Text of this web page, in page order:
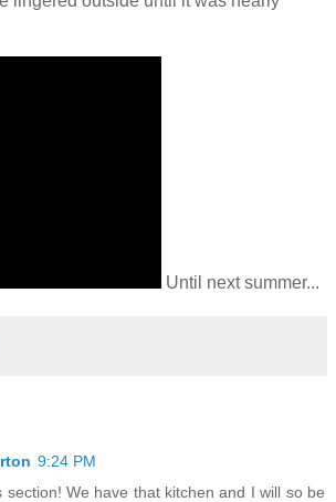
Until next summer...
9:24 PM
section! We have that kitchen and I will so be